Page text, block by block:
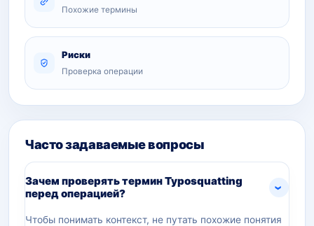
Похожие термины
Риски
Проверка операции
Часто задаваемые вопросы
Зачем проверять термин Typosquatting
перед операцией?
Чтобы понимать контекст, не путать похожие понятия